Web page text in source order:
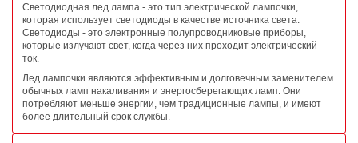
Светодиодная лед лампа - это тип электрической лампочки,
которая использует светодиоды в качестве источника света.
Светодиоды - это электронные полупроводниковые приборы,
которые излучают свет, когда через них проходит электрический
ток.
Лед лампочки являются эффективным и долговечным заменителем
обычных ламп накаливания и энергосберегающих ламп. Они
потребляют меньше энергии, чем традиционные лампы, и имеют
более длительный срок службы.